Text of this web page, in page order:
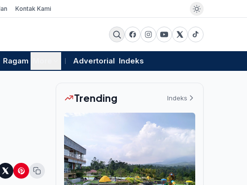
Kontak Kami
Ragam Advertorial Indeks
Trending Indeks